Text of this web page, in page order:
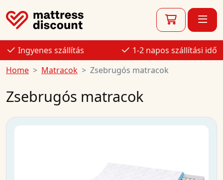
Ingyenes szállítás
1-2 napos szállítási idő
Home
Matracok Zsebrugós matracok
Zsebrugós matracok